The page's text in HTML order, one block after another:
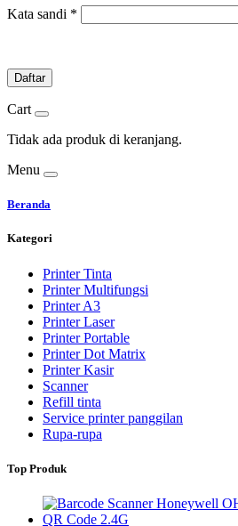
Kata sandi *
Daftar
Cart
Tidak ada produk di keranjang.
Menu
Beranda
Kategori
Printer Tinta
Printer Multifungsi
Printer A3
Printer Laser
Printer Portable
Printer Dot Matrix
Printer Kasir
Scanner
Refill tinta
Service printer panggilan
Rupa-rupa
Top Produk